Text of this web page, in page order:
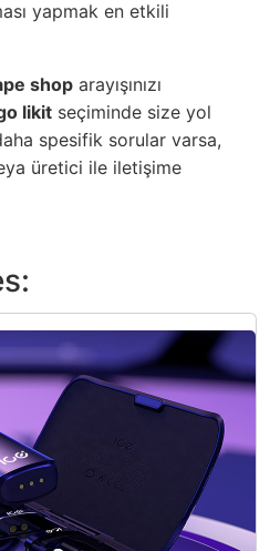
yapmak en etkili
shop arayışınızı
likit seçiminde size yol
spesifik sorular varsa,
üretici ile iletişime